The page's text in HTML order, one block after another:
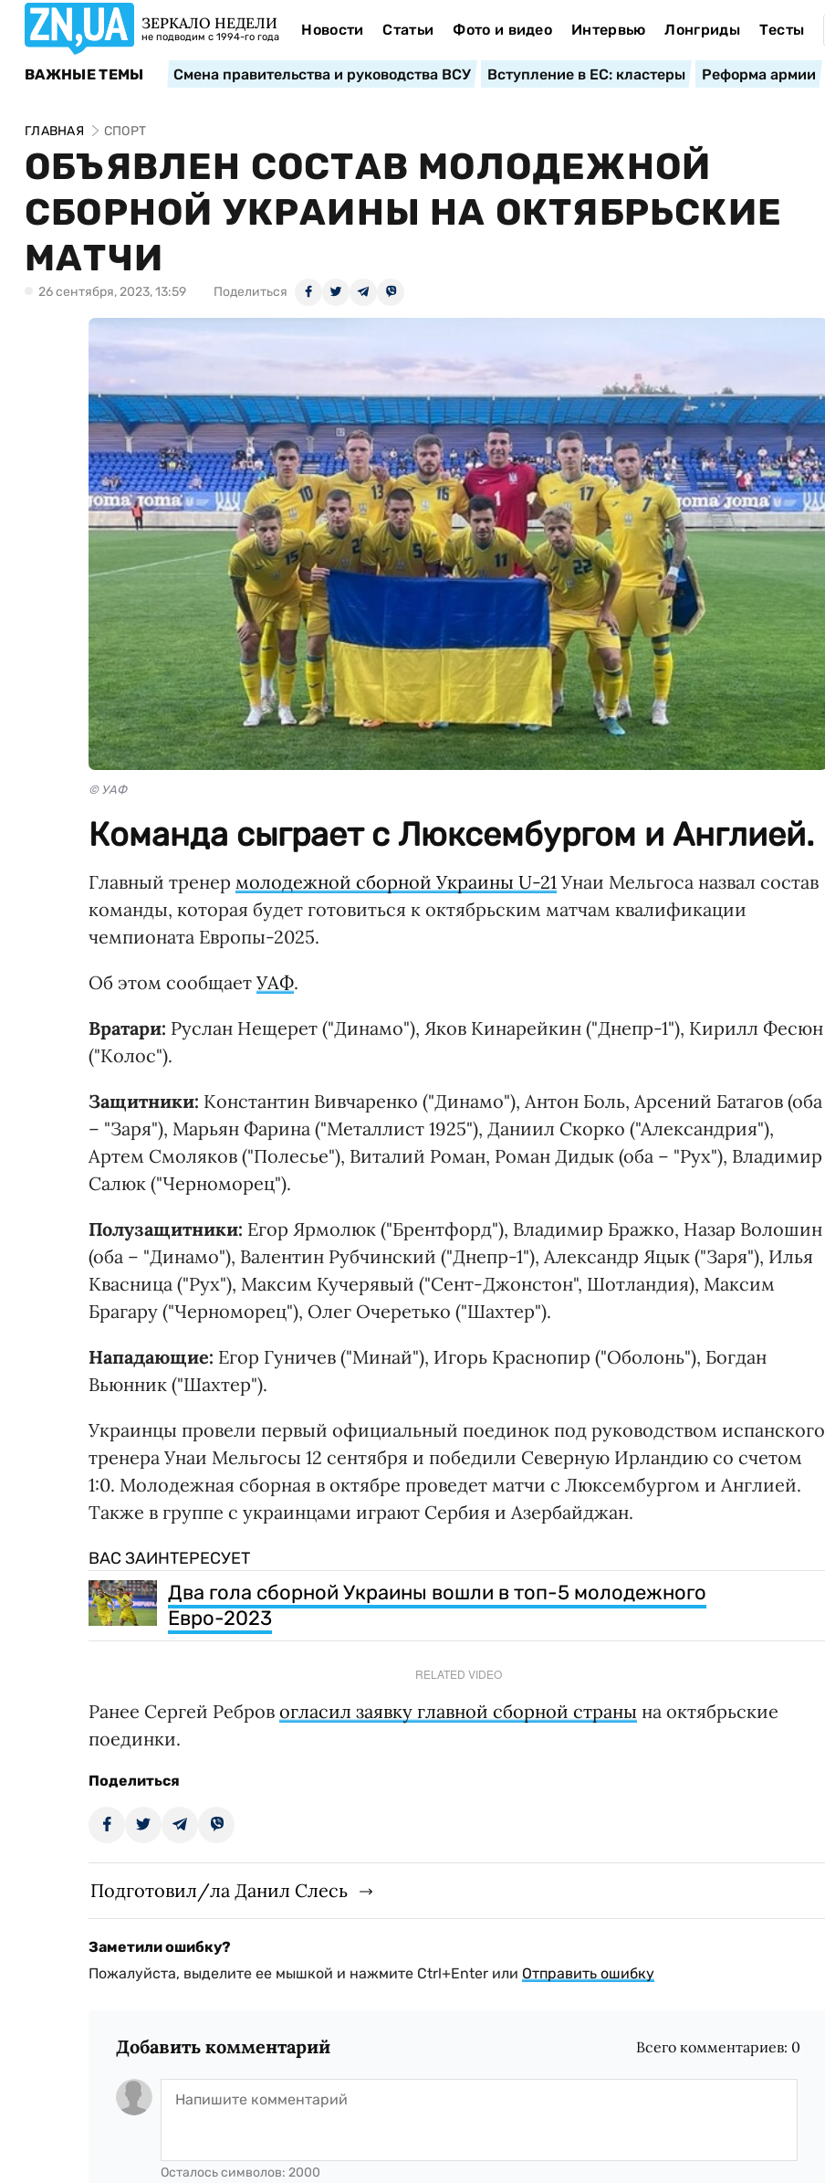
ЗЕРКАЛО НЕДЕЛИ
не подводим с 1994-го года Новости Статьи Фото и видео Интервью Лонгриды Тесты
ВАЖНЫЕ ТЕМЫ Смена правительства и руководства ВСУ Вступление в ЕС: кластеры Реформа армии
ГЛАВНАЯ СПОРТ
ОБЪЯВЛЕН СОСТАВ МОЛОДЕЖНОЙ
СБОРНОЙ УКРАИНЫ НА ОКТЯБРЬСКИЕ
МАТЧИ
26 сентября, 2023, 13:59 Поделиться
© УАФ
Команда сыграет с Люксембургом и Англией.
Главный тренер молодежной сборной Украины U-21 Унаи Мельгоса назвал состав
команды, которая будет готовиться к октябрьским матчам квалификации
чемпионата Европы-2025.
Об этом сообщает УАФ.
Вратари: Руслан Нещерет ("Динамо"), Яков Кинарейкин ("Днепр-1"), Кирилл Фесюн
("Колос").
Защитники: Константин Вивчаренко ("Динамо"), Антон Боль, Арсений Батагов (оба
– "Заря"), Марьян Фарина ("Металлист 1925"), Даниил Скорко ("Александрия"),
Артем Смоляков ("Полесье"), Виталий Роман, Роман Дидык (оба – "Рух"), Владимир
Салюк ("Черноморец").
Полузащитники: Егор Ярмолюк ("Брентфорд"), Владимир Бражко, Назар Волошин
(оба – "Динамо"), Валентин Рубчинский ("Днепр-1"), Александр Яцык ("Заря"), Илья
Квасница ("Рух"), Максим Кучерявый ("Сент-Джонстон", Шотландия), Максим
Брагару ("Черноморец"), Олег Очеретько ("Шахтер").
Нападающие: Егор Гуничев ("Минай"), Игорь Краснопир ("Оболонь"), Богдан
Вьюнник ("Шахтер").
Украинцы провели первый официальный поединок под руководством испанского
тренера Унаи Мельгосы 12 сентября и победили Северную Ирландию со счетом
1:0. Молодежная сборная в октябре проведет матчи с Люксембургом и Англией.
Также в группе с украинцами играют Сербия и Азербайджан.
ВАС ЗАИНТЕРЕСУЕТ
Два гола сборной Украины вошли в топ-5 молодежного
Евро-2023
RELATED VIDEO
Ранее Сергей Ребров огласил заявку главной сборной страны на октябрьские
поединки.
Поделиться
Подготовил/ла Данил Слесь
Заметили ошибку?
Пожалуйста, выделите ее мышкой и нажмите Ctrl+Enter или Отправить ошибку
Добавить комментарий Всего комментариев: 0
Осталось символов: 2000